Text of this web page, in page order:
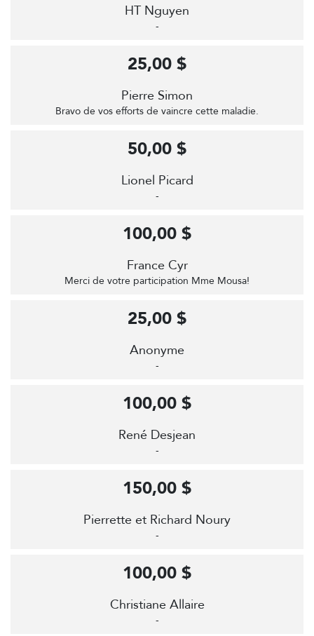
HT Nguyen
-
Pierre Simon
Bravo de vos efforts de vaincre cette maladie.
25,00 $
Lionel Picard
-
50,00 $
France Cyr
Merci de votre participation Mme Mousa!
100,00 $
Anonyme
-
25,00 $
René Desjean
-
100,00 $
Pierrette et Richard Noury
-
150,00 $
Christiane Allaire
-
100,00 $